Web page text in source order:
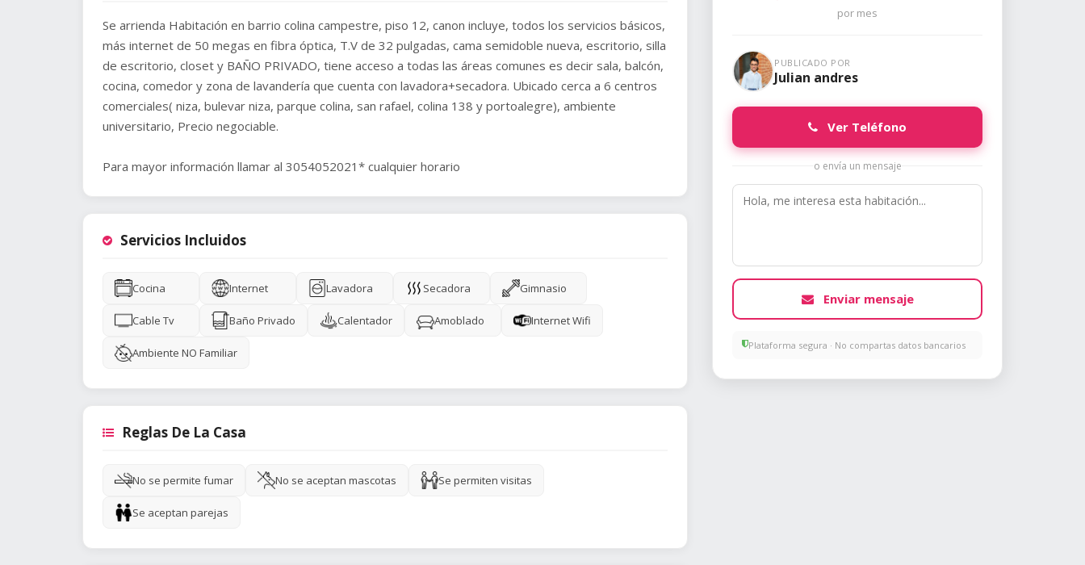
Se arrienda Habitación en barrio colina campestre, piso 12, canon incluye, todos los servicios básicos,
más internet de 50 megas en fibra óptica, T.V de 32 pulgadas, cama semidoble nueva, escritorio, silla
de escritorio, closet y BAÑO PRIVADO, tiene acceso a todas las áreas comunes es decir sala, balcón,
cocina, comedor y zona de lavandería que cuenta con lavadora+secadora. Ubicado cerca a 6 centros
comerciales( niza, bulevar niza, parque colina, san rafael, colina 138 y portoalegre), ambiente
universitario, Precio negociable.
Para mayor información llamar al 3054052021* cualquier horario
Servicios Incluidos
Cocina Internet Lavadora Secadora Gimnasio
Cable Tv Baño Privado Calentador Amoblado Internet Wifi
Ambiente NO Familiar
Reglas De La Casa
No se permite fumar No se aceptan mascotas Se permiten visitas
Se aceptan parejas
por mes
PUBLICADO POR
Julian andres
Ver Teléfono
o envía un mensaje
Enviar mensaje
Plataforma segura · No compartas datos bancarios